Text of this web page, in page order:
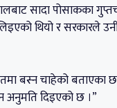
सादा पोसाकका
थियो र सरकारले
बस्न चाहेको
दिइएको छ ।”